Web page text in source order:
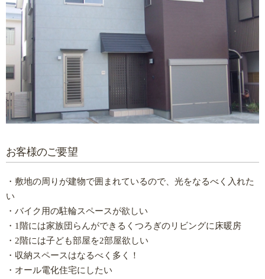
お客様のご要望
・敷地の周りが建物で囲まれているので、光をなるべく入れた
い
・バイク用の駐輪スペースが欲しい
・1階には家族団らんができるくつろぎのリビングに床暖房
・2階には子ども部屋を2部屋欲しい
・収納スペースはなるべく多く！
・オール電化住宅にしたい